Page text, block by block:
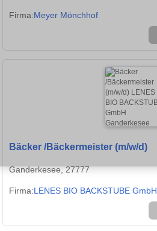
Firma:Meyer Mönchhof
Bäcker /Bäckermeister (m/w/d)
Ganderkesee, 27777
Firma:LENES BIO BACKSTUBE GmbH